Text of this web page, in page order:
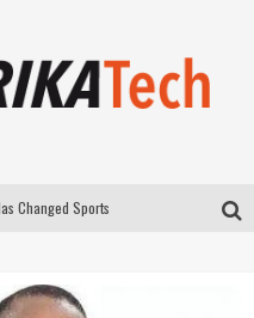
Changed Sports